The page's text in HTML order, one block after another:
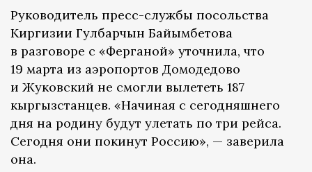
Руководитель пресс-службы посольства
Киргизии Гулбарчын Байымбетова
в разговоре с «Ферганой» уточнила, что
19 марта из аэропортов Домодедово
и Жуковский не смогли вылететь 187
кыргызстанцев. «Начиная с сегодняшнего
дня на родину будут улетать по три рейса.
Сегодня они покинут Россию», — заверила
она.